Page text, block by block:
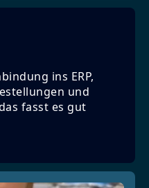
ins ERP,
und
fasst es gut